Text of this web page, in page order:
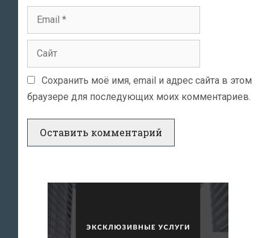
Сохранить моё имя, email и адрес сайта в этом
браузере для последующих моих комментариев.